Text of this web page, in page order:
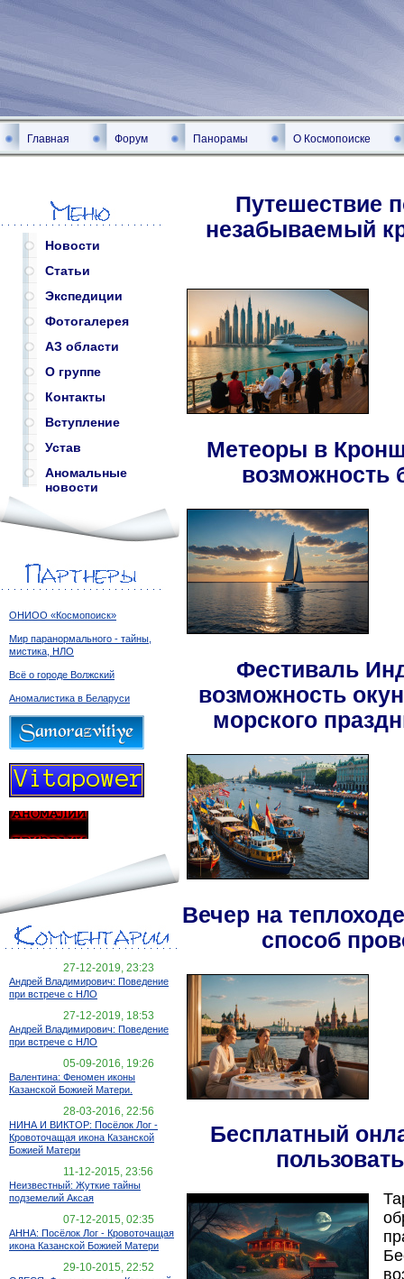
Главная Форум Панорамы О Космопоиске
Новости
Статьи
Экспедиции
Фотогалерея
АЗ области
О группе
Контакты
Вступление
Устав
Аномальные
новости
ОНИОО «Космопоиск»
Мир паранормального - тайны,
мистика, НЛО
Всё о городе Волжский
Аномалистика в Беларуси
27-12-2019, 23:23
Андрей Владимирович: Поведение
при встрече с НЛО
27-12-2019, 18:53
Андрей Владимирович: Поведение
при встрече с НЛО
05-09-2016, 19:26
Валентина: Феномен иконы
Казанской Божией Матери.
28-03-2016, 22:56
НИНА И ВИКТОР: Посёлок Лог -
Кровоточащая икона Казанской
Божией Матери
11-12-2015, 23:56
Неизвестный: Жуткие тайны
подземелий Аксая
07-12-2015, 02:35
АННА: Посёлок Лог - Кровоточащая
икона Казанской Божией Матери
29-10-2015, 22:52
Путешествие
незабываемый
Метеоры в
возможность
Фестиваль
возможность
морского
Вечер на
способ
Бесплатный